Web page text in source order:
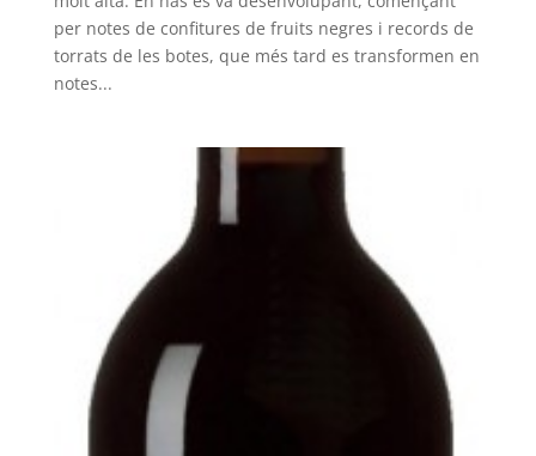
per notes de confitures de fruits negres i records de
torrats de les botes, que més tard es transformen en
notes...